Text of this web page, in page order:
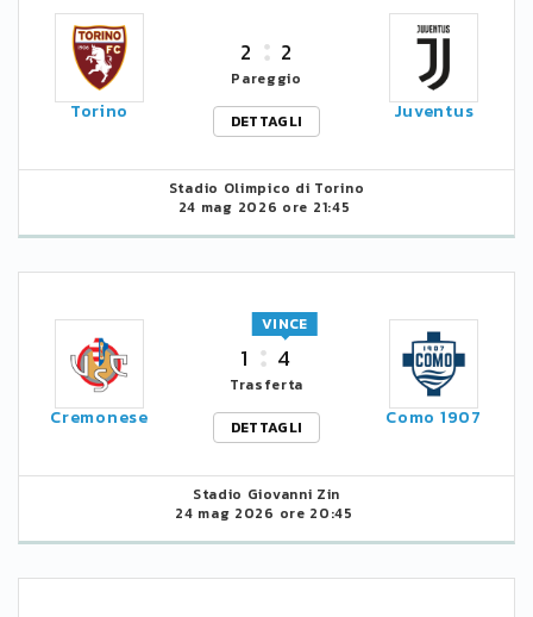
Torino
2 2
Pareggio
DETTAGLI
Juventus
Stadio Olimpico di Torino
24 mag 2026 ore 21:45
Cremonese
1 4
VINCE
Trasferta
DETTAGLI
Como 1907
Stadio Giovanni Zin
24 mag 2026 ore 20:45